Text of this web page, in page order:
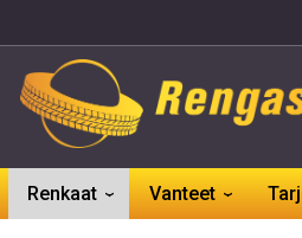
Renkaat Vanteet